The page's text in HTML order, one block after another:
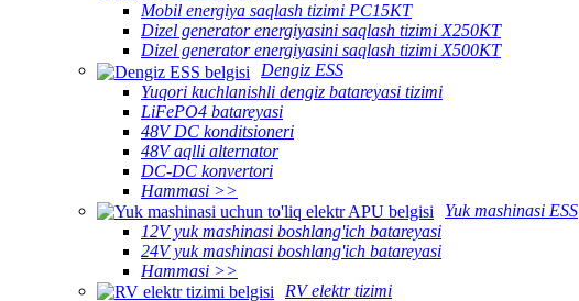
Mobil energiya saqlash tizimi PC15KT
Dizel generator energiyasini saqlash tizimi X250KT
Dizel generator energiyasini saqlash tizimi X500KT
Dengiz ESS
Yuqori kuchlanishli dengiz batareyasi tizimi
LiFePO4 batareyasi
48V DC konditsioneri
48V aqlli alternator
DC-DC konvertori
Hammasi >>
Yuk mashinasi ESS
12V yuk mashinasi boshlang'ich batareyasi
24V yuk mashinasi boshlang'ich batareyasi
Hammasi >>
RV elektr tizimi